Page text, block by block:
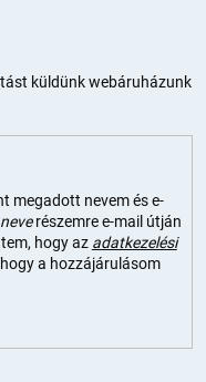
küldünk webáruházunk
megadott nevem és e-
részemre e-mail útján
hogy az adatkezelési
a hozzájárulásom